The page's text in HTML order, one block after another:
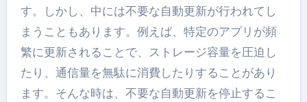
す。しかし、中には不要な自動更新が行われてし
まうこともあります。例えば、特定のアプリが頻
繁に更新されることで、ストレージ容量を圧迫し
たり、通信量を無駄に消費したりすることがあり
ます。そんな時は、不要な自動更新を停止するこ